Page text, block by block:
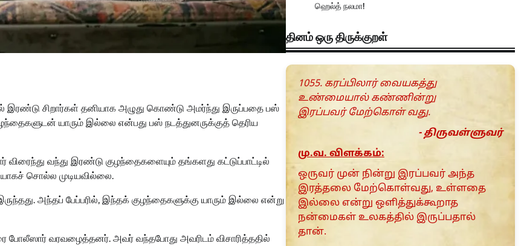
இரண்டு சிறார்கள் தனியாக அழுது கொண்டு அமர்ந்து இருப்பதை பஸ்
யாரும் இல்லை என்பது பஸ் நடத்துனருக்குத் தெரிய
வந்து இரண்டு குழந்தைகளையும் தங்களது கட்டுப்பாட்டில்
சொல்ல முடியவில்லை.
அந்தப் பேப்பரில், இந்தக் குழந்தைகளுக்கு யாரும் இல்லை என்று
வரவழைத்தனர். அவர் வந்தபோது அவரிடம் விசாரித்ததில்
ஹெல்த் நலமா!
தினம் ஒரு திருக்குறள்
1055. கரப்பிலார் வையகத்து
உண்மையால் கண்ணின்று
இரப்பவர் மேற்கொள் வது.
- திருவள்ளுவர்
மு.வ. விளக்கம்:
ஒருவர் முன் நின்று இரப்பவர் அந்த
இரத்தலை மேற்கொள்வது, உள்ளதை
இல்லை என்று ஒளித்துக்கூறாத
நன்மைகள் உலகத்தில் இருப்பதால்
தான்.